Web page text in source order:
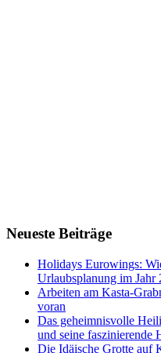
Neueste Beiträge
Holidays Eurowings:
Urlaubsplanung im Jahr
Arbeiten am Kasta-
voran
Das geheimnisvolle
und seine faszinierende
Die Idäische Grotte auf